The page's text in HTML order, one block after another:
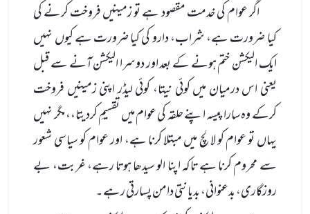
اگر عوام کی خدمت مقصود ہے تو زمینیں فروخت کرنے کی
کیا ضرورت ہے، شراب، دارو کی کیا ضرورت ہے کیوں نہیں
ایک الیکشن ختم ہونے کے بعد اور دوسرا الیکشن آنے سے قبل
یعنی اس درمیان میں کوئی نیتا، کوئی لیڈر اپنی زمینیں فروخت
کرکے وہ سارا پیسہ اپنے حلقہ کی عوام میں تقسیمِ کردیتا،، مگر نہیں
یہاں تو عوام کو لالچ میں مبتلا کرنا ہے، اور عوام کو سیاسی شعور
سے محروم کرنا ہے تاکہ اپنا الو سیدھا ہوتا رہے، غربت، بے
روزگاری، بدعنوانی، بدیانتی دامن پسارتی رہے ۔